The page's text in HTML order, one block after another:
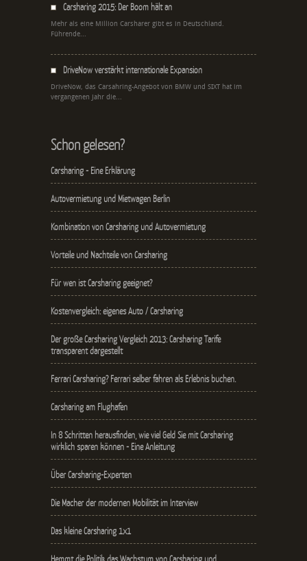
Carsharing 2015: Der Boom hält an
Mehr als eine Million Carsharer gibt es in Deutschland.
Führende...
DriveNow verstärkt internationale Expansion
DriveNow, das Carsahring-Angebot von BMW und SIXT hat im
vergangenen Jahr die...
Schon gelesen?
Carsharing - Eine Erklärung
Autovermietung und Mietwagen Berlin
Kombination von Carsharing und Autovermietung
Vorteile und Nachteile von Carsharing
Für wen ist Carsharing geeignet?
Kostenvergleich: eigenes Auto / Carsharing
Der große Carsharing Vergleich 2013: Carsharing Tarife
transparent dargestellt
Ferrari Carsharing? Ferrari selber fahren als Erlebnis buchen.
Carsharing am Flughafen
In 8 Schritten herausfinden, wie viel Geld Sie mit Carsharing
wirklich sparen können - Eine Anleitung
Über Carsharing-Experten
Die Macher der modernen Mobilität im Interview
Das kleine Carsharing 1x1
Hemmt die Politik das Wachstum von Carsharing und